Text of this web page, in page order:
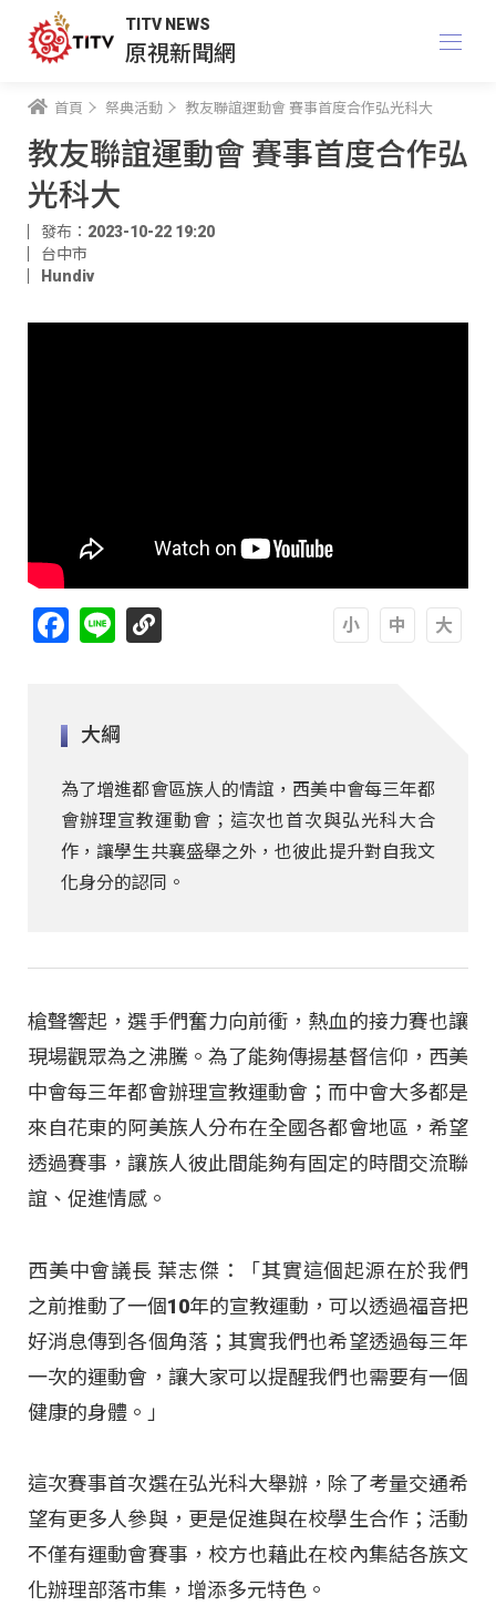
TITV NEWS
原視新聞網
首頁 祭典活動 教友聯誼運動會 賽事首度合作弘光科大
教友聯誼運動會 賽事首度合作弘
光科大
發布：2023-10-22 19:20
台中市
Hundiv
Facebook
Line
大綱
為了增進都會區族人的情誼，西美中會每三年都
會辦理宣教運動會；這次也首次與弘光科大合
作，讓學生共襄盛舉之外，也彼此提升對自我文
化身分的認同。
槍聲響起，選手們奮力向前衝，熱血的接力賽也讓
現場觀眾為之沸騰。為了能夠傳揚基督信仰，西美
中會每三年都會辦理宣教運動會；而中會大多都是
來自花東的阿美族人分布在全國各都會地區，希望
透過賽事，讓族人彼此間能夠有固定的時間交流聯
誼、促進情感。
西美中會議長 葉志傑：「其實這個起源在於我們
之前推動了一個10年的宣教運動，可以透過福音把
好消息傳到各個角落；其實我們也希望透過每三年
一次的運動會，讓大家可以提醒我們也需要有一個
健康的身體。」
這次賽事首次選在弘光科大舉辦，除了考量交通希
望有更多人參與，更是促進與在校學生合作；活動
不僅有運動會賽事，校方也藉此在校內集結各族文
化辦理部落市集，增添多元特色。